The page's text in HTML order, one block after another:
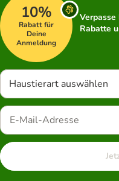
10%
Rabatt für
Deine
Anmeldung
Rabatte
Haustierart auswählen